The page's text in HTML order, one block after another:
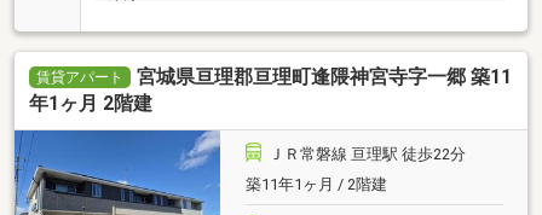
賃貸アパート
宮城県亘理郡亘理町逢隈神宮寺字一郷 築11
年1ヶ月 2階建
ＪＲ常磐線 亘理駅 徒歩22分
築11年1ヶ月 / 2階建